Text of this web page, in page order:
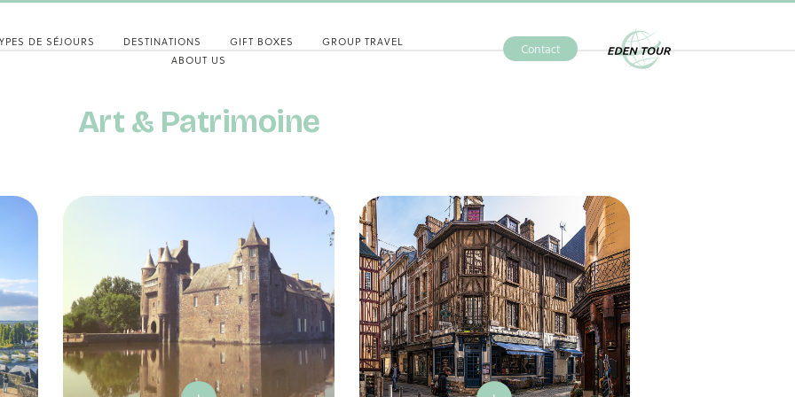
DE SÉJOURS DESTINATIONS GIFT BOXES
GROUP TRAVEL
ABOUT US
Contact
Art & Patrimoine